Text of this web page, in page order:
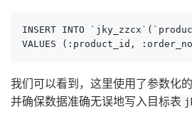
INSERT INTO
VALUES (:product_id,
我们可以看到，这里使用了参数化
并确保数据准确无误地写入目标表